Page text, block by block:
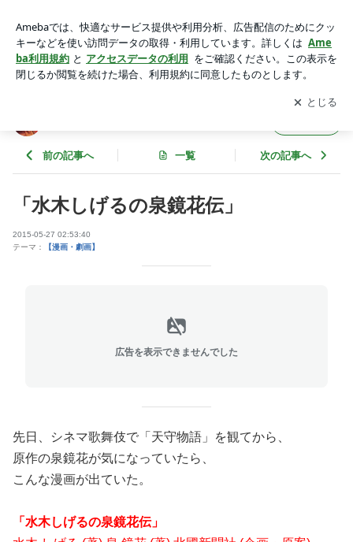
アプリをダウンロードして ブログの更新通知
を受け取りまし
ょう。
開く
前の記事へ 一覧 次の記事へ
「水木しげるの泉鏡花伝」
2015-05-27 02:53:40
テーマ：
【漫画・劇画】
広告を表示できませんでした
先日、シネマ歌舞伎で「天守物語」を観てから、
原作の泉鏡花が気になっていたら、
こんな漫画が出ていた。
「水木しげるの泉鏡花伝」